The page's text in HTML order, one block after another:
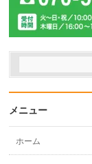
メニュー
ホーム